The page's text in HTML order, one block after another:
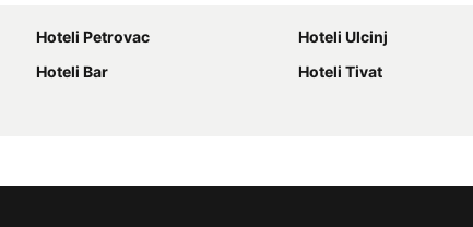
Hoteli Petrovac
Hoteli Ulcinj
Hoteli Bar
Hoteli Tivat